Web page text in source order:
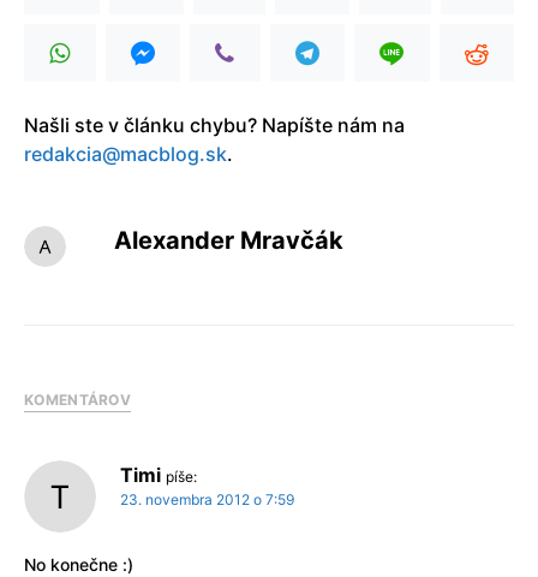
Našli ste v článku chybu? Napíšte nám na
redakcia@macblog.sk.
Alexander Mravčák
KOMENTÁROV
Timi píše:
23. novembra 2012 o 7:59
No konečne :)